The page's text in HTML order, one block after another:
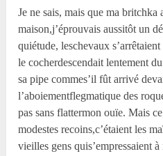
Je ne sais, mais que ma britchka
maison,j’éprouvais aussitôt un
quiétude, leschevaux
le cocherdescendait lentement
sa pipe commes’il fût arrivé
l’aboiementflegmatique des
pas sans flattermon ouïe. Mais
modestes recoins,c’étaient les
vieilles gens quis’empressaient